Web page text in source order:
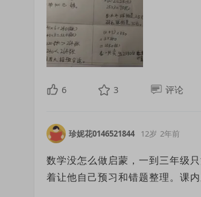
6 3 评论
珍妮花0146521844 12岁 2年前
数学没怎么做启蒙，一到三年级
着让他自己预习和错题整理。课